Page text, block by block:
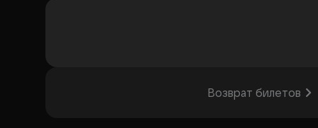
Возврат билетов